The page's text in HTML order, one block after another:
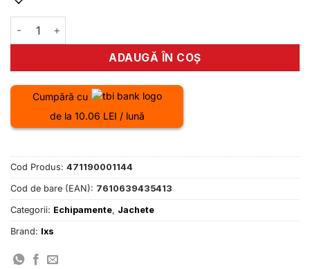
Cantitate Jacheta IXS Whyte Lady All-W.-Comp
ADAUGĂ ÎN COȘ
Cumpără cu
de la 10.06 LEI / lună
Cod Produs: 471190001144
Cod de bare (EAN): 7610639435413
Categorii: Echipamente, Jachete
Brand: Ixs